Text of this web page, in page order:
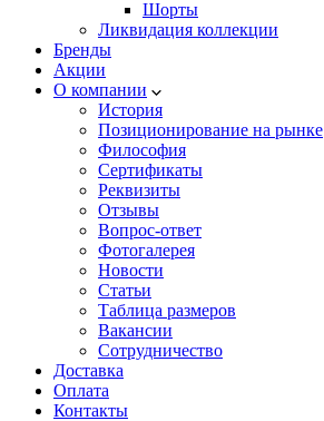
Шорты
Ликвидация коллекции
Бренды
Акции
О компании
История
Позиционирование на рынке
Философия
Сертификаты
Реквизиты
Отзывы
Вопрос-ответ
Фотогалерея
Новости
Статьи
Таблица размеров
Вакансии
Сотрудничество
Доставка
Оплата
Контакты